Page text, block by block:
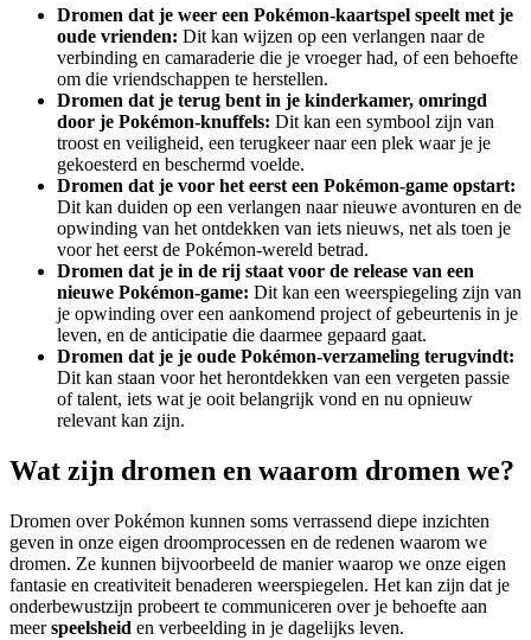
Dromen dat je weer een Pokémon-kaartspel speelt met je
oude vrienden: Dit kan wijzen op een verlangen naar de
verbinding en camaraderie die je vroeger had, of een behoefte
om die vriendschappen te herstellen.
Dromen dat je terug bent in je kinderkamer, omringd
door je Pokémon-knuffels: Dit kan een symbool zijn van
troost en veiligheid, een terugkeer naar een plek waar je je
gekoesterd en beschermd voelde.
Dromen dat je voor het eerst een Pokémon-game opstart:
Dit kan duiden op een verlangen naar nieuwe avonturen en de
opwinding van het ontdekken van iets nieuws, net als toen je
voor het eerst de Pokémon-wereld betrad.
Dromen dat je in de rij staat voor de release van een
nieuwe Pokémon-game: Dit kan een weerspiegeling zijn van
je opwinding over een aankomend project of gebeurtenis in je
leven, en de anticipatie die daarmee gepaard gaat.
Dromen dat je je oude Pokémon-verzameling terugvindt:
Dit kan staan voor het herontdekken van een vergeten passie
of talent, iets wat je ooit belangrijk vond en nu opnieuw
relevant kan zijn.
Wat zijn dromen en waarom dromen we?
Dromen over Pokémon kunnen soms verrassend diepe inzichten
geven in onze eigen droomprocessen en de redenen waarom we
dromen. Ze kunnen bijvoorbeeld de manier waarop we onze eigen
fantasie en creativiteit benaderen weerspiegelen. Het kan zijn dat je
onderbewustzijn probeert te communiceren over je behoefte aan
meerspeelsheid en verbeelding in je dagelijks leven.